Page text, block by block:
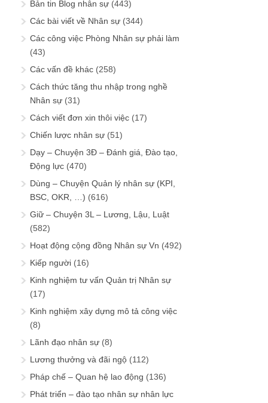
Bản tin Blog nhân sự (443)
Các bài viết về Nhân sự (344)
Các công việc Phòng Nhân sự phải làm
(43)
Các vấn đề khác (258)
Cách thức tăng thu nhập trong nghề
Nhân sự (31)
Cách viết đơn xin thôi việc (17)
Chiến lược nhân sự (51)
Dạy – Chuyện 3Đ – Đánh giá, Đào tạo,
Động lực (470)
Dùng – Chuyện Quản lý nhân sự (KPI,
BSC, OKR, …) (616)
Giữ – Chuyện 3L – Lương, Lậu, Luật
(582)
Hoạt động cộng đồng Nhân sự Vn (492)
Kiếp người (16)
Kinh nghiệm tư vấn Quản trị Nhân sự
(17)
Kinh nghiệm xây dựng mô tả công việc
(8)
Lãnh đạo nhân sự (8)
Lương thưởng và đãi ngộ (112)
Pháp chế – Quan hệ lao động (136)
Phát triển – đào tạo nhân sự nhân lực